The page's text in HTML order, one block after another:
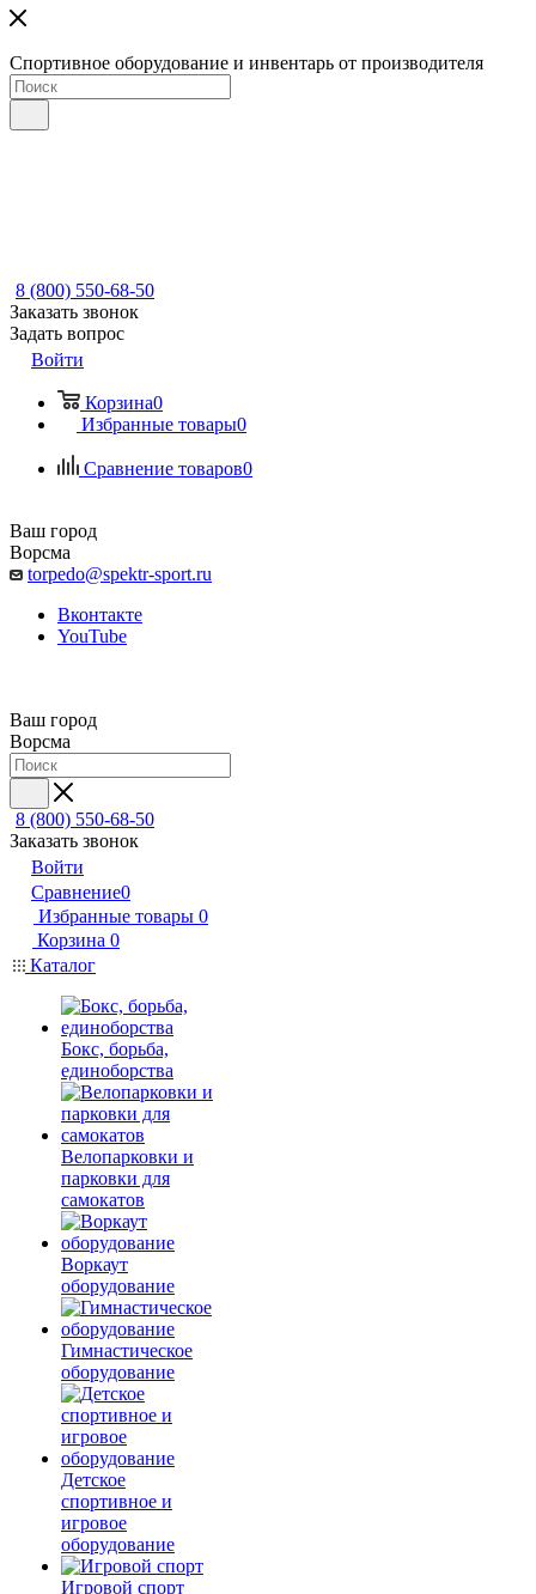
Спортивное оборудование и инвентарь от производителя
8 (800) 550-68-50
Заказать звонок
Задать вопрос
Войти
Корзина0
Избранные товары0
Сравнение товаров0
Ваш город
Ворсма
torpedo@spektr-sport.ru
Вконтакте
YouTube
Ваш город
Ворсма
8 (800) 550-68-50
Заказать звонок
Войти
Сравнение0
Избранные товары 0
Корзина 0
Каталог
Бокс, борьба,
единоборства
Велопарковки и
парковки для
самокатов
Воркаут
оборудование
Гимнастическое
оборудование
Детское
спортивное и
игровое
оборудование
Игровой спорт